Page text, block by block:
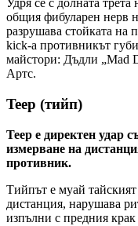
Удря се с долната
общия фибуларен нерв
разрушава стойката
kick-а противникът
майстори: Дъдли „Mad
Артс.
Teep (тийп)
Teep е директен удар
измерване на
противник.
Тийпът е муай
дистанция, нарушава
изпълни с предния